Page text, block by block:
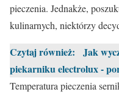
pieczenia. Jednakże,
kulinarnych, niektórzy
Czytaj również:
Jak
piekarniku electrolux -
Temperatura pieczenia